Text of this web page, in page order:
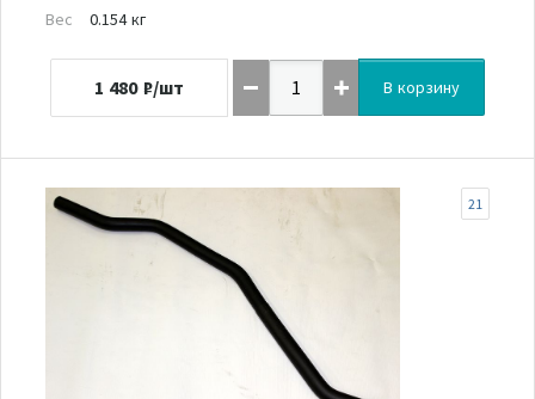
Вес
0.154 кг
1 480 ₽/шт В корзину
21